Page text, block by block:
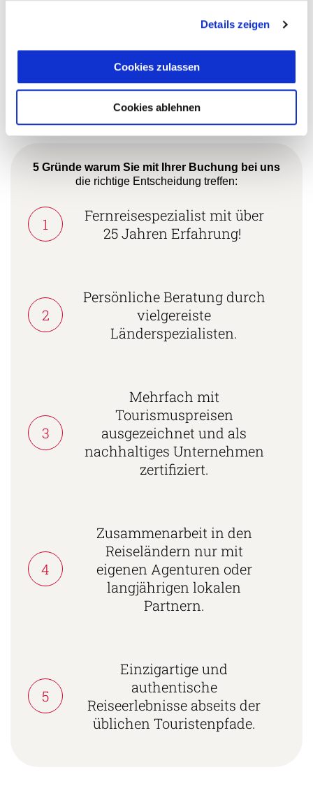
Details zeigen
Cookies zulassen
Cookies ablehnen
+49 (0)761 / 21 16 99-3
s.wachter@aventoura.de
5 Gründe warum Sie mit Ihrer Buchung bei uns
die richtige Entscheidung treffen:
1
Fernreisespezialist mit über
25 Jahren Erfahrung!
2
Persönliche Beratung durch
vielgereiste
Länderspezialisten.
3
Mehrfach mit
Tourismuspreisen
ausgezeichnet und als
nachhaltiges Unternehmen
zertifiziert.
4
Zusammenarbeit in den
Reiseländern nur mit
eigenen Agenturen oder
langjährigen lokalen
Partnern.
5
Einzigartige und
authentische
Reiseerlebnisse abseits der
üblichen Touristenpfade.